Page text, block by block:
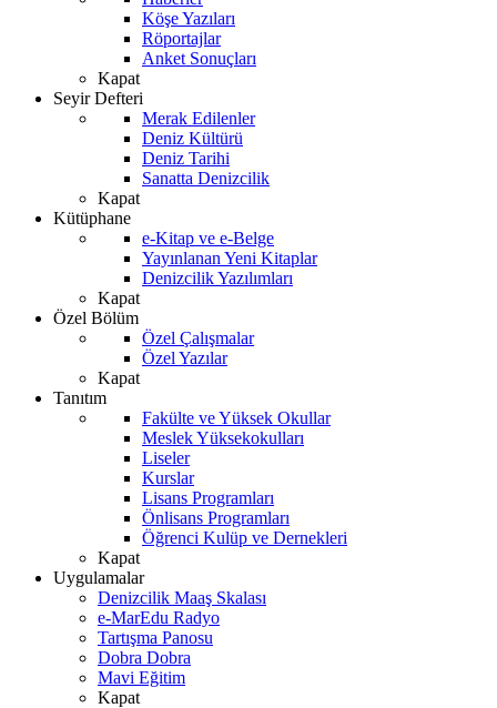
Köşe Yazıları
Röportajlar
Anket Sonuçları
Kapat
Seyir Defteri
Merak Edilenler
Deniz Kültürü
Deniz Tarihi
Sanatta Denizcilik
Kapat
Kütüphane
e-Kitap ve e-Belge
Yayınlanan Yeni Kitaplar
Denizcilik Yazılımları
Kapat
Özel Bölüm
Özel Çalışmalar
Özel Yazılar
Kapat
Tanıtım
Fakülte ve Yüksek Okullar
Meslek Yüksekokulları
Liseler
Kurslar
Lisans Programları
Önlisans Programları
Öğrenci Kulüp ve Dernekleri
Kapat
Uygulamalar
Denizcilik Maaş Skalası
e-MarEdu Radyo
Tartışma Panosu
Dobra Dobra
Mavi Eğitim
Kapat